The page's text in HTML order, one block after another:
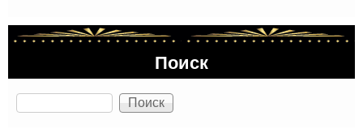
Поиск
Поиск